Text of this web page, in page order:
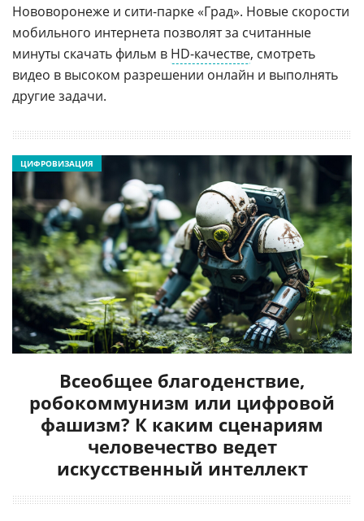
Нововоронеже и сити-парке «Град». Новые скорости
мобильного интернета позволят за считанные
минуты скачать фильм в HD-качестве, смотреть
видео в высоком разрешении онлайн и выполнять
другие задачи.
Всеобщее благоденствие,
робокоммунизм или цифровой
фашизм? К каким сценариям
человечество ведет
искусственный интеллект
ЦИФРОВИЗАЦИЯ